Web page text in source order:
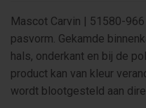
Mascot Carvin | 51580-
pasvorm. Gekamde
hals, onderkant en bij de
product kan van kleur
wordt blootgesteld aan